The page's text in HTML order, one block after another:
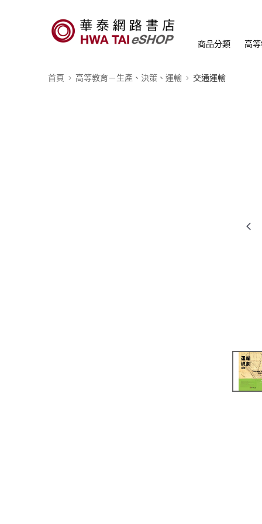
商品分類 高
首頁 高等教育－生產、決策、運輸 交通運輸